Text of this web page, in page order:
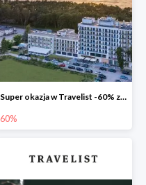
Super okazja w Travelist -60% za pobyt w hotelu Blue Marine Mielno
60%